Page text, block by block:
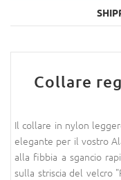
Collare
Il collare in nylon
elegante per il vostro
alla fibbia a sgancio
sulla striscia del velcro